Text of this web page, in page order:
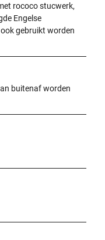
rococo stucwerk,
Engelse
gebruikt worden
buitenaf worden